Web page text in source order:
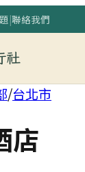
|聯絡我們
社
/台北市
店